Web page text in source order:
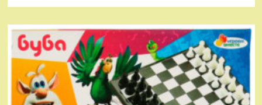
Детский
электромобиль
RiverToys
F888FF
красный